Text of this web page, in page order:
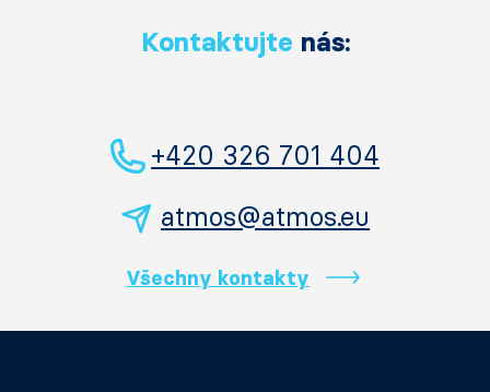
Kontaktujte nás:
+420 326 701 404
atmos@atmos.eu
Všechny kontakty